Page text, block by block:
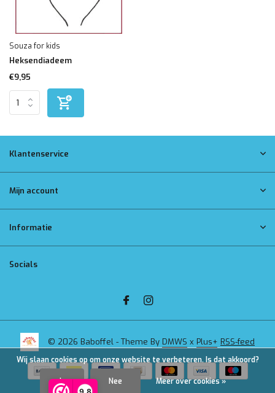
9,8
Souza for kids
Heksendiadeem
€9,95
Klantenservice
Mijn account
Informatie
Socials
© 2026 Baboffel - Theme By DMWS x Plus+ RSS-feed
Wij slaan cookies op om onze website te verbeteren. Is dat akkoord?
Ja Nee Meer over cookies »